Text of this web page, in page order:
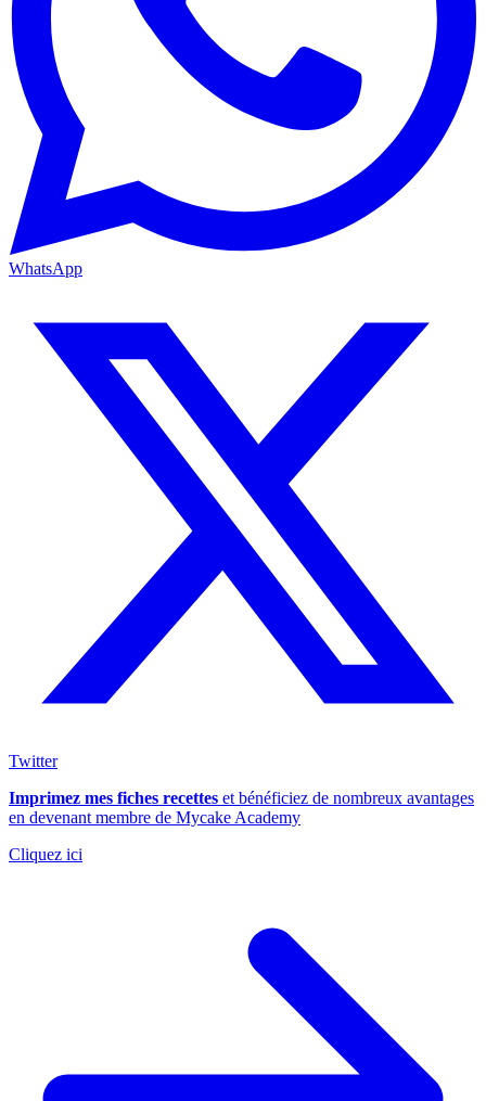
WhatsApp
Twitter
Imprimez mes fiches recettes et bénéficiez de nombreux avantages
en devenant membre de Mycake Academy
Cliquez ici